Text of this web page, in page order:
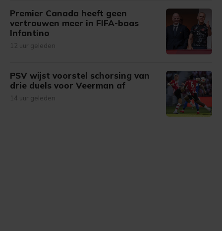
Premier Canada heeft geen
vertrouwen meer in FIFA-baas
Infantino
12 uur geleden
PSV wijst voorstel schorsing van
drie duels voor Veerman af
14 uur geleden